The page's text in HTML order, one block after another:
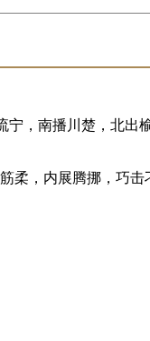
，南播川楚，北出
柔，内展腾挪，巧